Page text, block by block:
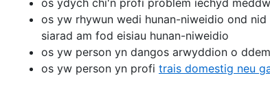
os yw rhywun wedi hunan-niweidio ond
siarad am fod eisiau hunan-niweidio
os yw person yn dangos arwyddion o
os yw person yn profi trais domestig neu